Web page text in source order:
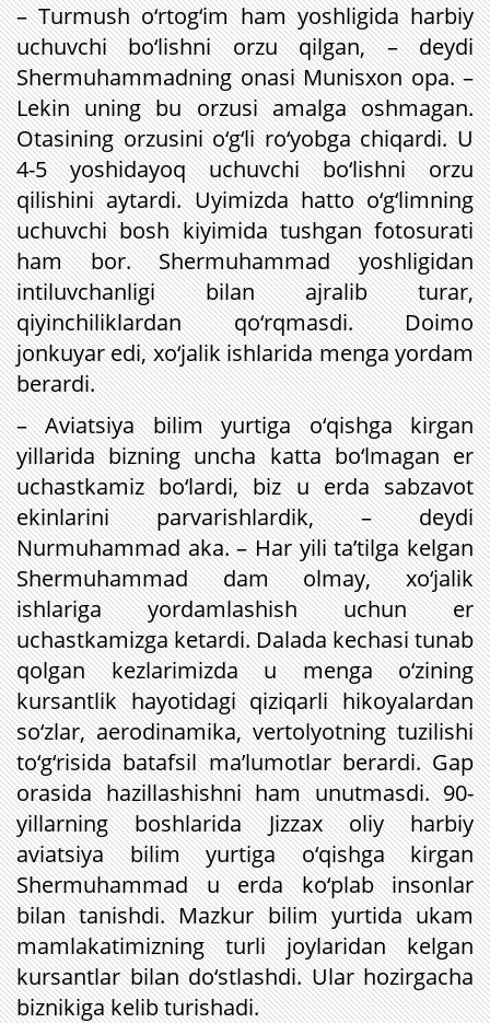
– Turmush o‘rtog‘im ham yoshligida harbiy
uchuvchi bo‘lishni orzu qilgan, – deydi
Shermuhammadning onasi Munisxon opa. –
Lekin uning bu orzusi amalga oshmagan.
Otasining orzusini o‘g‘li ro‘yobga chiqardi. U
4-5 yoshidayoq uchuvchi bo‘lishni orzu
qilishini aytardi. Uyimizda hatto o‘g‘limning
uchuvchi bosh kiyimida tushgan fotosurati
ham bor. Shermuhammad yoshligidan
intiluvchanligi bilan ajralib turar,
qiyinchiliklardan qo‘rqmasdi. Doimo
jonkuyar edi, xo‘jalik ishlarida menga yordam
berardi.
– Aviatsiya bilim yurtiga o‘qishga kirgan
yillarida bizning uncha katta bo‘lmagan er
uchastkamiz bo‘lardi, biz u erda sabzavot
ekinlarini parvarishlardik, – deydi
Nurmuhammad aka. – Har yili ta’tilga kelgan
Shermuhammad dam olmay, xo‘jalik
ishlariga yordamlashish uchun er
uchastkamizga ketardi. Dalada kechasi tunab
qolgan kezlarimizda u menga o‘zining
kursantlik hayotidagi qiziqarli hikoyalardan
so‘zlar, aerodinamika, vertolyotning tuzilishi
to‘g‘risida batafsil ma’lumotlar berardi. Gap
orasida hazillashishni ham unutmasdi. 90-
yillarning boshlarida Jizzax oliy harbiy
aviatsiya bilim yurtiga o‘qishga kirgan
Shermuhammad u erda ko‘plab insonlar
bilan tanishdi. Mazkur bilim yurtida ukam
mamlakatimizning turli joylaridan kelgan
kursantlar bilan do‘stlashdi. Ular hozirgacha
biznikiga kelib turishadi.